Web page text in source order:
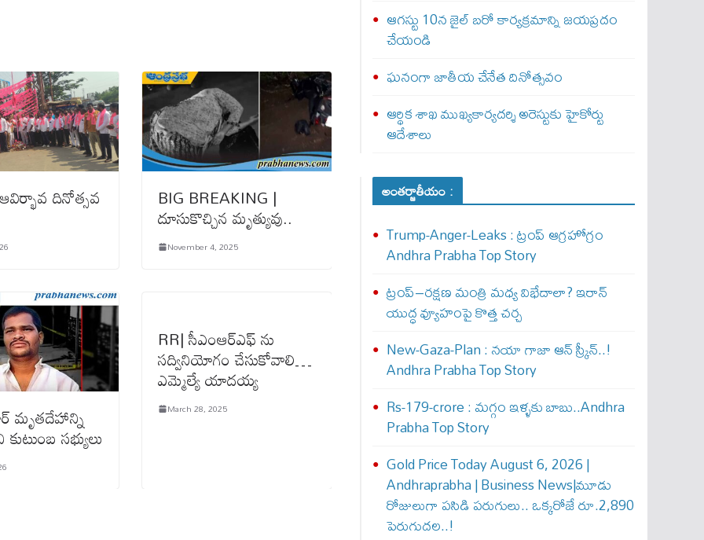
దినోత్సవ BIG BREAKING |
దూసుకొచ్చిన మృత్యువు..
November 4, 2025
మృతదేహాన్ని
సభ్యులు
RR| సీఎంఆర్ఎఫ్ ను
సద్వినియోగం చేసుకోవాలి…
ఎమ్మెల్యే యాదయ్య
March 28, 2025
ఆగస్టు 10న జైల్ బరో కార్యక్రమాన్ని జయప్రదం
చేయండి
ఘనంగా జాతీయ చేనేత దినోత్సవం
ఆర్థిక శాఖ ముఖ్యకార్యదర్శి అరెస్టుకు హైకోర్టు
ఆదేశాలు
అంతర్జాతీయం :
Trump-Anger-Leaks : ట్రంప్ ఆగ్ర‌హోగ్రం
Andhra Prabha Top Story
ట్రంప్–రక్షణ మంత్రి మధ్య విభేదాలా? ఇరాన్
యుద్ధ వ్యూహంపై కొత్త చర్చ
New-Gaza-Plan : న‌యా గాజా ఆన్ స్క్రీన్‌..!
Andhra Prabha Top Story
Rs-179-crore : మ‌గ్గం ఇళ్ళ‌కు బాబు..Andhra
Prabha Top Story
Gold Price Today August 6, 2026 |
Andhraprabha | Business News|మూడు
రోజులుగా పసిడి పరుగులు.. ఒక్కరోజే రూ.2,890
పెరుగుద‌ల‌..!